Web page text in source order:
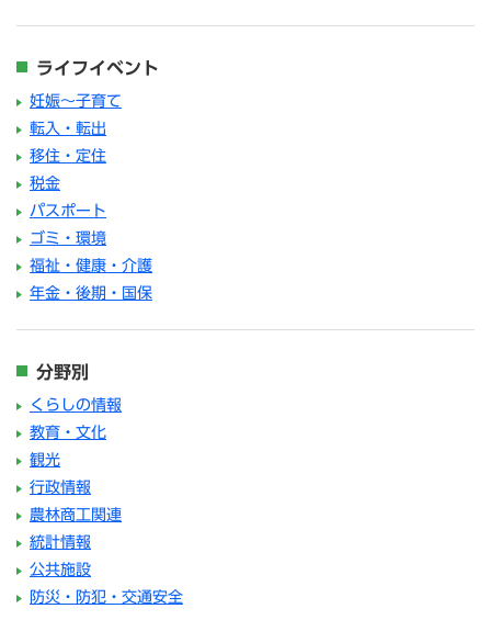
ライフイベント
妊娠～子育て
転入・転出
移住・定住
税金
パスポート
ゴミ・環境
福祉・健康・介護
年金・後期・国保
分野別
くらしの情報
教育・文化
観光
行政情報
農林商工関連
統計情報
公共施設
防災・防犯・交通安全